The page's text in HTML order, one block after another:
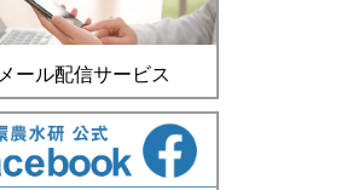
メール配信サービス